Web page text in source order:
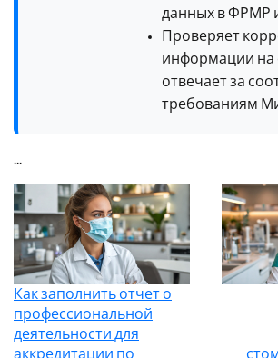
данных в ФРМР
Проверяет
информации на
отвечает за
требованиям
...
Как заполнить отчет о
профессиональной
деятельности для
аккредитации по